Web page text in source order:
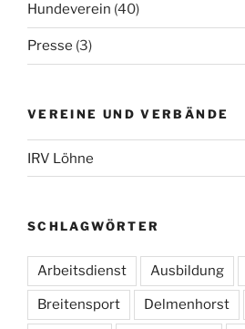
Hundeverein (40)
Presse (3)
VEREINE UND VERBÄNDE
IRV Löhne
SCHLAGWÖRTER
Arbeitsdienst Ausbildung
Breitensport Delmenhorst